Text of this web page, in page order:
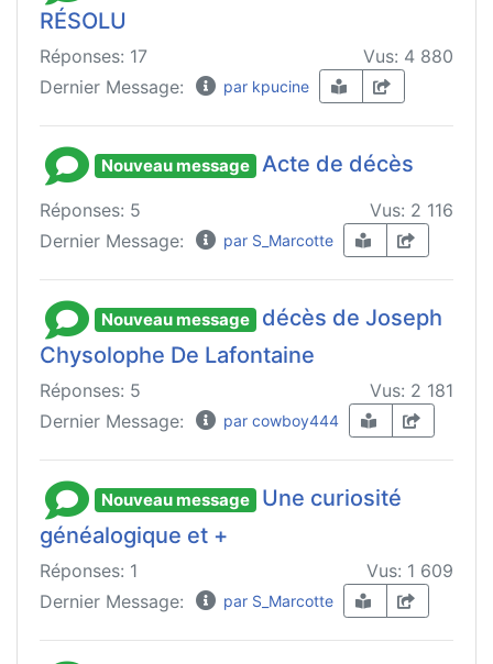
RÉSOLU
Réponses: 17
Vus: 4 880
Dernier Message:
par kpucine
Nouveau message Acte de décès
Réponses: 5
Vus: 2 116
Dernier Message:
par S_Marcotte
Nouveau message
décès de Joseph
Chysolophe De Lafontaine
Réponses: 5
Vus: 2 181
Dernier Message:
par cowboy444
Nouveau message
Une curiosité
généalogique et +
Réponses: 1
Vus: 1 609
Dernier Message:
par S_Marcotte